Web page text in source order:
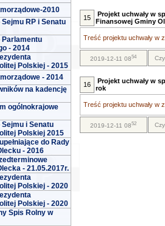
2010
RP i Senatu
Parlamentu
- 2014
Polskiej - 2015
- 2014
na kadencję
ogólnokrajowe
i Senatu
Polskiej 2015
do Rady
- 2016
- 21.05.2017r.
Polskiej - 2020
Polskiej - 2020
Spis Rolny w
15
Projekt uchwały w
Finansowej Gminy
Treść projektu uchwały w
2019-12-11 0854
16
Projekt uchwały w
rok
Treść projektu uchwały w
2019-12-11 0852